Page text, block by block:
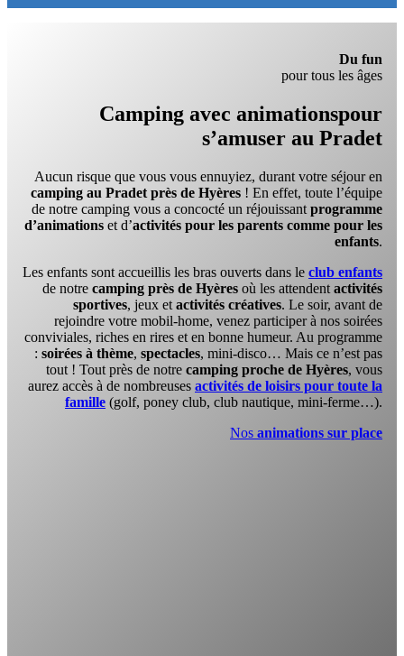
Du fun
pour tous les âges
Camping avec animationspour
s’amuser au Pradet
Aucun risque que vous vous ennuyiez, durant votre séjour en
camping au Pradet près de Hyères ! En effet, toute l’équipe
de notre camping vous a concocté un réjouissant programme
d’animations et d’activités pour les parents comme pour les
enfants.
Les enfants sont accueillis les bras ouverts dans le club enfants
de notre camping près de Hyères où les attendent activités
sportives, jeux et activités créatives. Le soir, avant de
rejoindre votre mobil-home, venez participer à nos soirées
conviviales, riches en rires et en bonne humeur. Au programme
: soirées à thème, spectacles, mini-disco… Mais ce n’est pas
tout ! Tout près de notre camping proche de Hyères, vous
aurez accès à de nombreuses activités de loisirs pour toute la
famille (golf, poney club, club nautique, mini-ferme…).
Nos animations sur place